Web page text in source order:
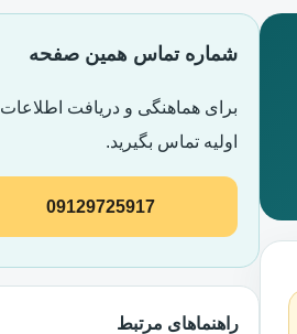
شماره تماس همین صفحه
برای هماهنگی و دریافت اطلاعات
اولیه تماس بگیرید.
09129725917
راهنماهای مرتبط